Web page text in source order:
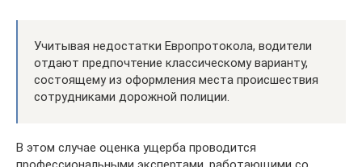
Учитывая недостатки Европротокола, водители
отдают предпочтение классическому варианту,
состоящему из оформления места происшествия
сотрудниками дорожной полиции.
В этом случае оценка ущерба проводится